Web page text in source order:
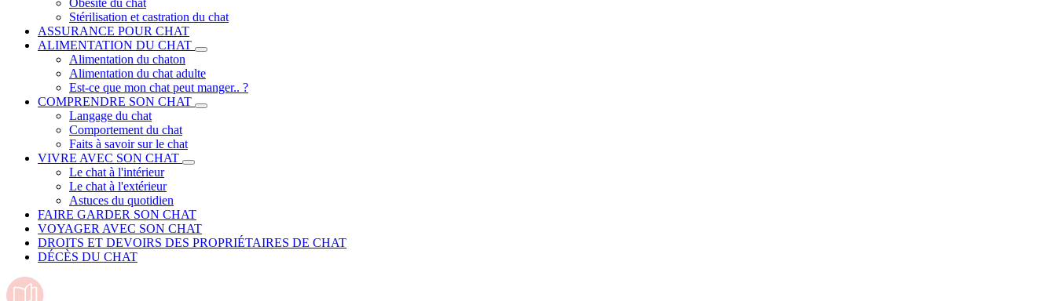
Obésité du chat
Stérilisation et castration du chat
ASSURANCE POUR CHAT
ALIMENTATION DU CHAT
Alimentation du chaton
Alimentation du chat adulte
Est-ce que mon chat peut manger.. ?
COMPRENDRE SON CHAT
Langage du chat
Comportement du chat
Faits à savoir sur le chat
VIVRE AVEC SON CHAT
Le chat à l'intérieur
Le chat à l'extérieur
Astuces du quotidien
FAIRE GARDER SON CHAT
VOYAGER AVEC SON CHAT
DROITS ET DEVOIRS DES PROPRIÉTAIRES DE CHAT
DÉCÈS DU CHAT